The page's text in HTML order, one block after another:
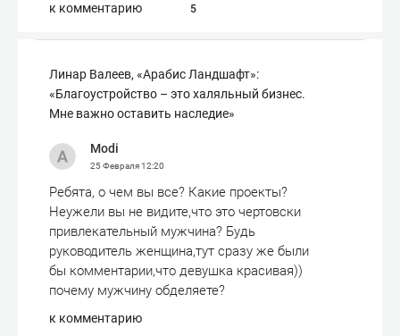
к комментарию 5
Линар Валеев, «Арабис Ландшафт»:
«Благоустройство – это халяльный бизнес.
Мне важно оставить наследие»
Modi
25 Февраля12:20
Ребята, о чем вы все? Какие проекты?
Неужели вы не видите,что это чертовски
привлекательный мужчина? Будь
руководитель женщина,тут сразу же были
бы комментарии,что девушка красивая))
почему мужчину обделяете?
к комментарию